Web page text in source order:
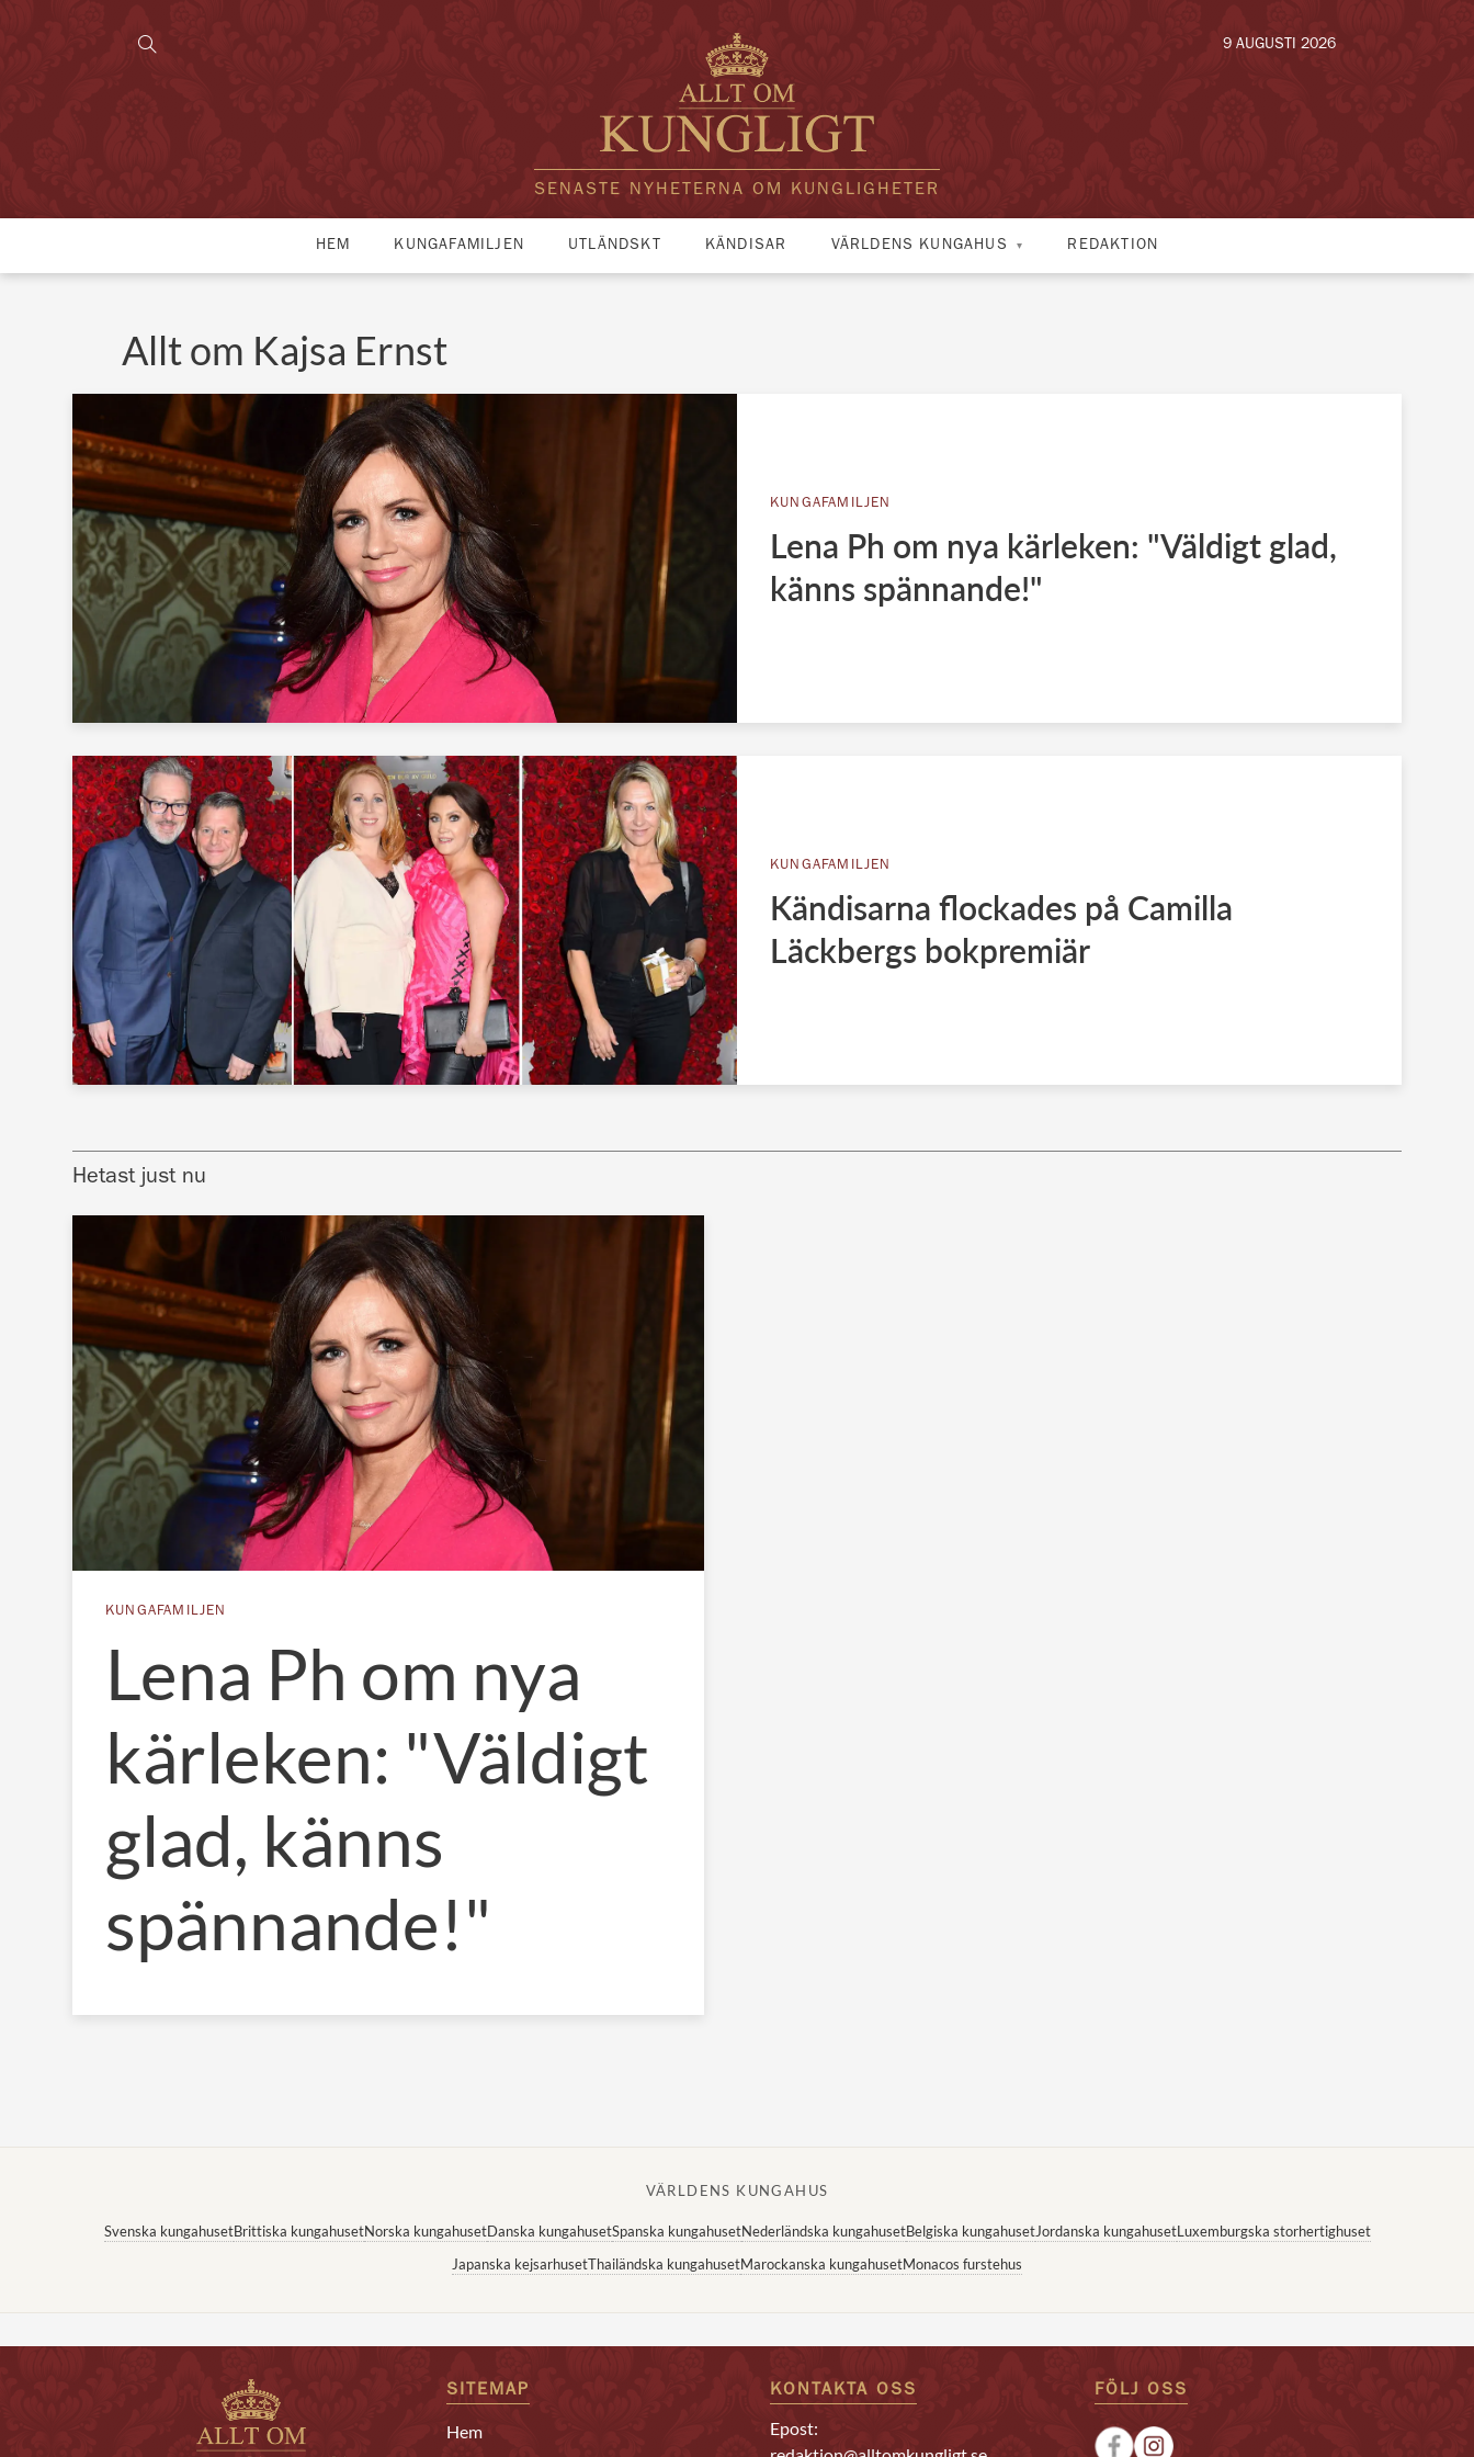
SENASTE NYHETERNA OM KUNGLIGHETER
9 AUGUSTI 2026
HEM KUNGAFAMILJEN UTLÄNDSKT KÄNDISAR VÄRLDENS KUNGAHUS REDAKTION
Allt om Kajsa Ernst
KUNGAFAMILJEN
Lena Ph om nya kärleken: "Väldigt glad,
känns spännande!"
KUNGAFAMILJEN
Kändisarna flockades på Camilla
Läckbergs bokpremiär
Hetast just nu
KUNGAFAMILJEN
Lena Ph om nya
kärleken: "Väldigt
glad, känns
spännande!"
VÄRLDENS KUNGAHUS
Svenska kungahusetBrittiska kungahusetNorska kungahusetDanska kungahusetSpanska kungahusetNederländska kungahusetBelgiska kungahusetJordanska kungahusetLuxemburgska storhertighuset
Japanska kejsarhusetThailändska kungahusetMarockanska kungahusetMonacos furstehus
SITEMAP
Hem
KONTAKTA OSS
Epost:
FÖLJ OSS